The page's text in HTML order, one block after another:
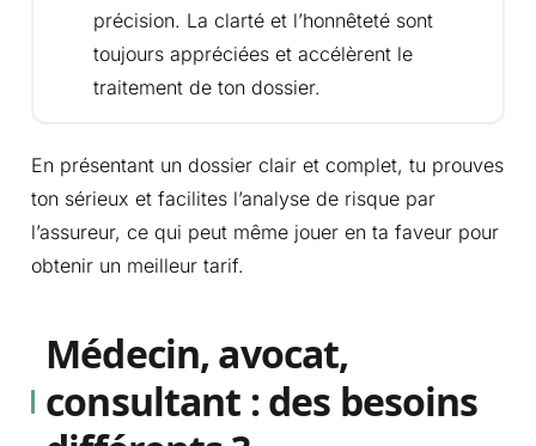
précision. La clarté et l’honnêteté sont
toujours appréciées et accélèrent le
traitement de ton dossier.
En présentant un dossier clair et complet, tu prouves
ton sérieux et facilites l’analyse de risque par
l’assureur, ce qui peut même jouer en ta faveur pour
obtenir un meilleur tarif.
Médecin, avocat,
consultant : des besoins